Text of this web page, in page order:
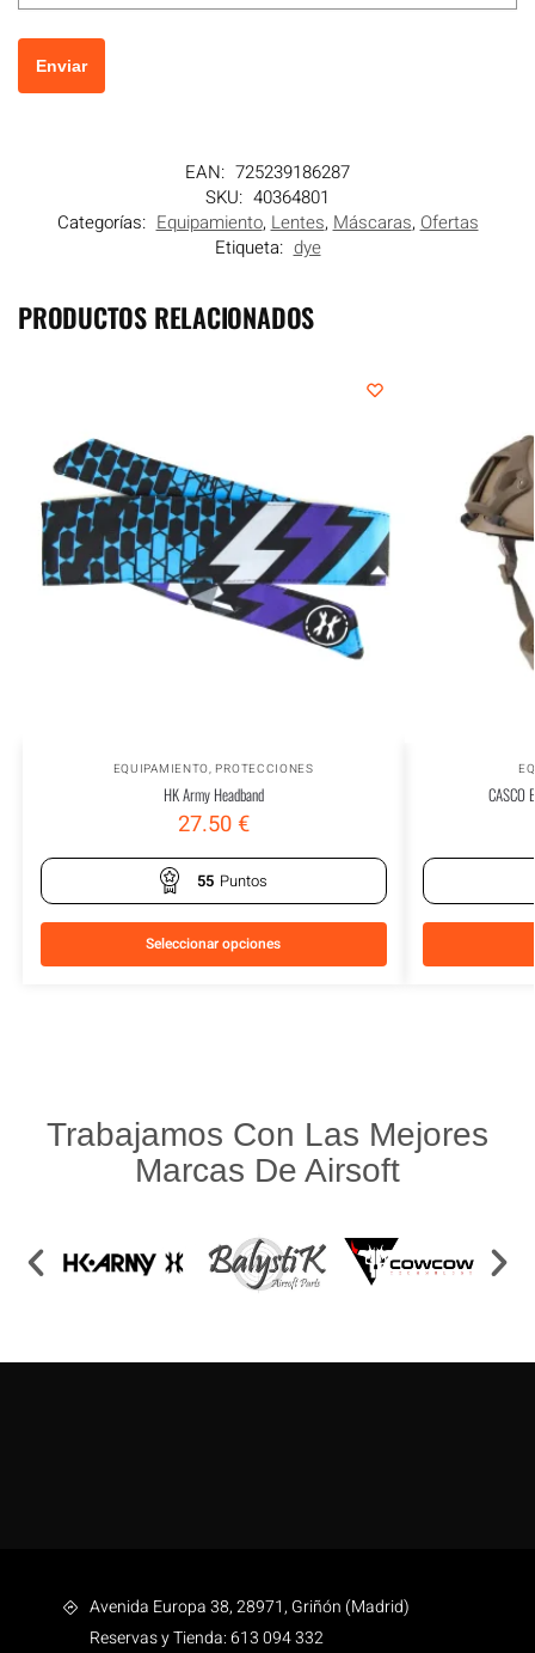
EAN: 725239186287
SKU: 40364801
Categorías: Equipamiento, Lentes, Máscaras, Ofertas
Etiqueta: dye
PRODUCTOS RELACIONADOS
EQUIPAMIENTO,PROTECCIONES
HK Army Headband
27.50€
55 Puntos
Seleccionar opciones
CASCO
Trabajamos Con Las Mejores
Marcas De Airsoft
Avenida Europa 38, 28971, Griñón (Madrid)
Reservas y Tienda: 613 094 332